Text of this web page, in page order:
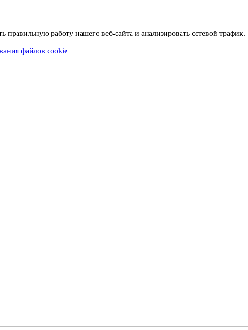
работу нашего веб-сайта и анализировать сетевой трафик.
файлов cookie